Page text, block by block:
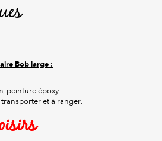
Bob large :
peinture époxy.
transporter et à ranger.